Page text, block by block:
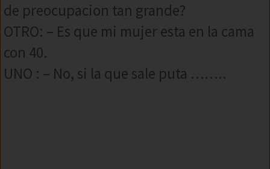
de preocupacion tan grande?
OTRO: – Es que mi mujer esta en la cama
con 40.
UNO : – No, si la que sale puta ……..